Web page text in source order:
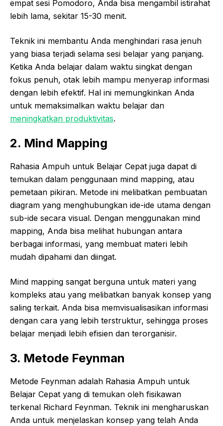
empat sesi Pomodoro, Anda bisa mengambil istirahat
lebih lama, sekitar 15-30 menit.
Teknik ini membantu Anda menghindari rasa jenuh
yang biasa terjadi selama sesi belajar yang panjang.
Ketika Anda belajar dalam waktu singkat dengan
fokus penuh, otak lebih mampu menyerap informasi
dengan lebih efektif. Hal ini memungkinkan Anda
untuk memaksimalkan waktu belajar dan
meningkatkan produktivitas.
2. Mind Mapping
Rahasia Ampuh untuk Belajar Cepat juga dapat di
temukan dalam penggunaan mind mapping, atau
pemetaan pikiran. Metode ini melibatkan pembuatan
diagram yang menghubungkan ide-ide utama dengan
sub-ide secara visual. Dengan menggunakan mind
mapping, Anda bisa melihat hubungan antara
berbagai informasi, yang membuat materi lebih
mudah dipahami dan diingat.
Mind mapping sangat berguna untuk materi yang
kompleks atau yang melibatkan banyak konsep yang
saling terkait. Anda bisa memvisualisasikan informasi
dengan cara yang lebih terstruktur, sehingga proses
belajar menjadi lebih efisien dan terorganisir.
3. Metode Feynman
Metode Feynman adalah Rahasia Ampuh untuk
Belajar Cepat yang di temukan oleh fisikawan
terkenal Richard Feynman. Teknik ini mengharuskan
Anda untuk menjelaskan konsep yang telah Anda